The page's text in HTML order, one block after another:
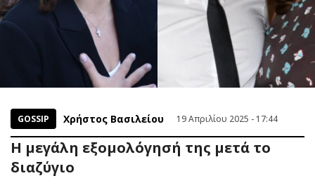
GOSSIP Χρήστος Βασιλείου 19 Απριλίου 2025 - 17:44
Η μεγάλη εξομολόγησή της μετά το
διαζύγιο